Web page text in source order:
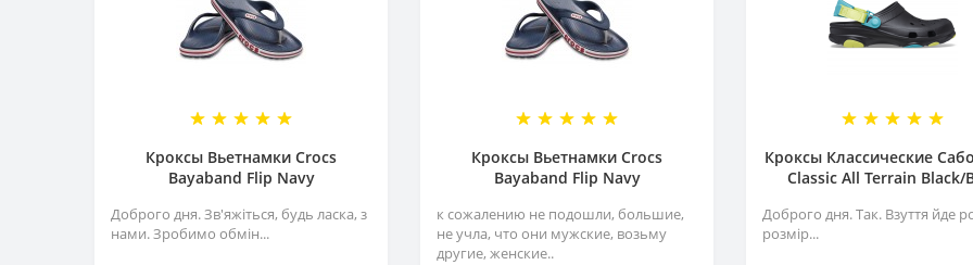
Кроксы Вьетнамки Crocs
Bayaband Flip Navy
Доброго дня. Зв'яжіться, будь ласка, з
нами. Зробимо обмін...
Кроксы Вьетнамки Crocs
Bayaband Flip Navy
к сожалению не подошли, большие,
не учла, что они мужские, возьму
другие, женские..
Кроксы Классические
Classiс All Terrain Black/
Доброго дня. Так. Взуття йде
розмір...